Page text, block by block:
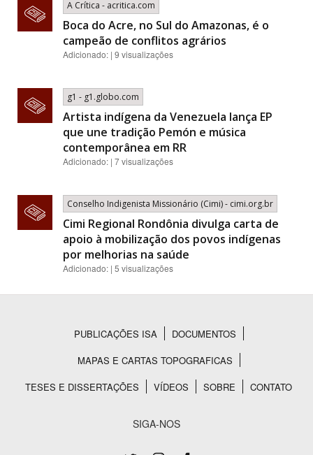
A Crítica - acritica.com
Boca do Acre, no Sul do Amazonas, é o
campeão de conflitos agrários
Adicionado: | 9 visualizações
g1 - g1.globo.com
Artista indígena da Venezuela lança EP
que une tradição Pemón e música
contemporânea em RR
Adicionado: | 7 visualizações
Conselho Indigenista Missionário (Cimi) - cimi.org.br
Cimi Regional Rondônia divulga carta de
apoio à mobilização dos povos indígenas
por melhorias na saúde
Adicionado: | 5 visualizações
Rodapé
PUBLICAÇÕES ISA
DOCUMENTOS
MAPAS E CARTAS TOPOGRAFICAS
TESES E DISSERTAÇÕES
VÍDEOS SOBRE CONTATO
SIGA-NOS